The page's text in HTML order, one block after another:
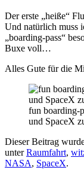
Der erste „heiße“
Und natürlich muss
„boarding-pass“
Buxe voll…
Alles Gute für die
fun boarding-
und SpaceX
Dieser Beitrag
unterRaumfahrt,
NASA, SpaceX.